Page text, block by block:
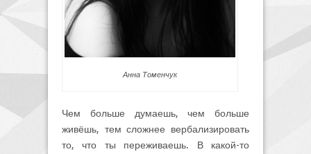
Анна Томенчук
Чем больше думаешь, чем больше
живёшь, тем сложнее вербализировать
то, что ты переживаешь. В какой-то